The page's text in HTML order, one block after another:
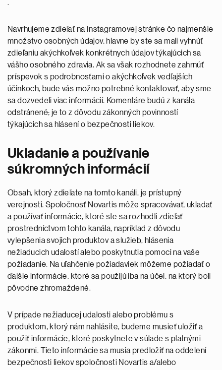
.
Navrhujeme zdieľať na Instagramovej stránke čo najmenšie
množstvo osobných údajov, hlavne by ste sa mali vyhnúť
zdieľaniu akýchkoľvek konkrétnych údajov týkajúcich sa
vášho osobného zdravia. Ak sa však rozhodnete zahrnúť
príspevok s podrobnosťami o akýchkoľvek vedľajších
účinkoch, bude vás možno potrebné kontaktovať, aby sme
sa dozvedeli viac informácií. Komentáre budú z kanála
odstránené; je to z dôvodu zákonných povinností
týkajúcich sa hlásení o bezpečnosti liekov.
Ukladanie a používanie
súkromných informácií
Obsah, ktorý zdieľate na tomto kanáli, je prístupný
verejnosti. Spoločnosť Novartis môže spracovávať, ukladať
a používať informácie, ktoré ste sa rozhodli zdieľať
prostredníctvom tohto kanála, napríklad z dôvodu
vylepšenia svojich produktov a služieb, hlásenia
nežiaducich udalostí alebo poskytnutia pomoci na vaše
požiadanie. Na uľahčenie požiadaviek môžeme požiadať o
ďalšie informácie, ktoré sa použijú iba na účel, na ktorý boli
pôvodne zhromaždené.
V prípade nežiaducej udalosti alebo problému s
produktom, ktorý nám nahlásite, budeme musieť uložiť a
použiť informácie, ktoré poskytnete v súlade s platnými
zákonmi. Tieto informácie sa musia predložiť na oddelení
bezpečnosti liekov spoločnosti Novartis a/alebo